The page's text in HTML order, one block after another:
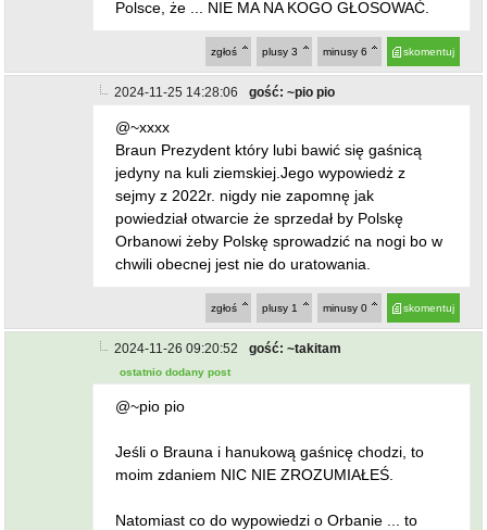
Polsce, że ... NIE MA NA KOGO GŁOSOWAĆ.
skomentuj
minusy 6
plusy 3
zgłoś
2024-11-25 14:28:06 gość: ~pio pio
@~xxxx
Braun Prezydent który lubi bawić się gaśnicą
jedyny na kuli ziemskiej.Jego wypowiedż z
sejmy z 2022r. nigdy nie zapomnę jak
powiedział otwarcie że sprzedał by Polskę
Orbanowi żeby Polskę sprowadzić na nogi bo w
chwili obecnej jest nie do uratowania.
skomentuj
minusy 0
plusy 1
zgłoś
2024-11-26 09:20:52 gość: ~takitam
ostatnio dodany post
@~pio pio
Jeśli o Brauna i hanukową gaśnicę chodzi, to
moim zdaniem NIC NIE ZROZUMIAŁEŚ.
Natomiast co do wypowiedzi o Orbanie ... to